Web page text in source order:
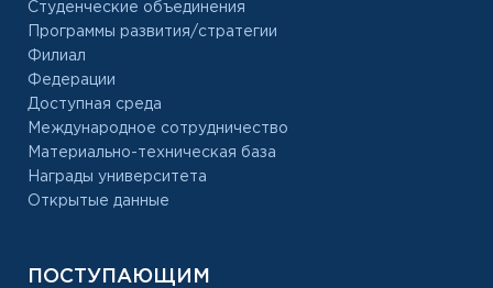
Студенческие объединения
Программы развития/стратегии
Филиал
Федерации
Доступная среда
Международное сотрудничество
Материально-техническая база
Награды университета
Открытые данные
ПОСТУПАЮЩИМ